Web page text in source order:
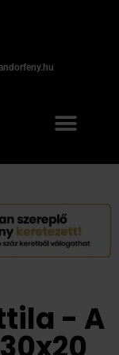
- A